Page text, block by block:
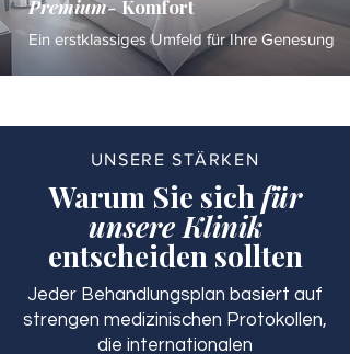
Premium-Komfort
Ein erstklassiges Umfeld für Ihre Genesung
UNSERE STÄRKEN
Warum Sie sichfür
unsere Klinik
entscheiden sollten
Jeder Behandlungsplan basiert auf
strengen medizinischen Protokollen,
die internationalen